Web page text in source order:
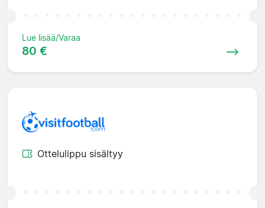
Lue lisää/Varaa
80 €
Ottelulippu sisältyy